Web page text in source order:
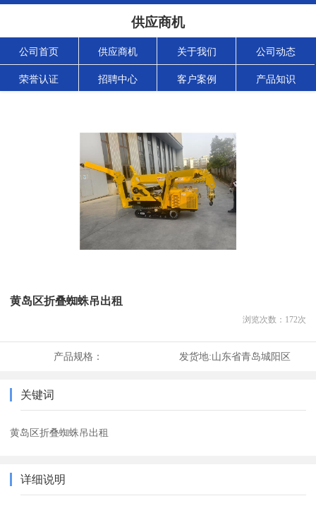
供应商机
公司首页 供应商机 关于我们 公司动态
荣誉认证 招聘中心 客户案例 产品知识
黄岛区折叠蜘蛛吊出租
浏览次数： 172次
产品规格： 发货地:山东省青岛城阳区
关键词
黄岛区折叠蜘蛛吊出租
详细说明